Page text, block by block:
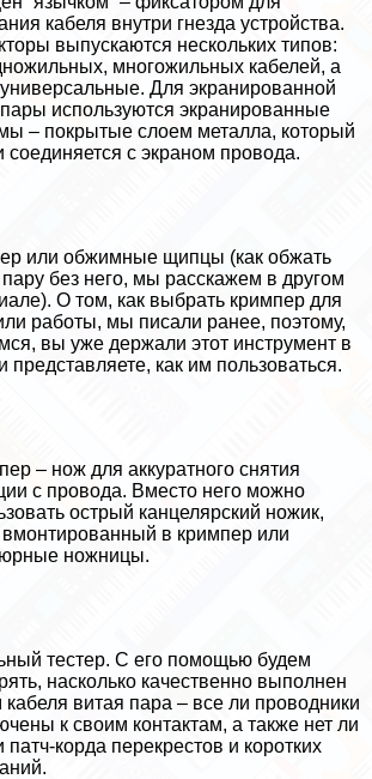
кабеля внутри гнезда устройства.
выпускаются нескольких типов:
многожильных кабелей, а
Для экранированной
используются экранированные
– покрытые слоем металла, который
соединяется с экраном провода.
или обжимные щипцы (как обжать
без него, мы расскажем в другом
О том, как выбрать кримпер для
работы, мы писали ранее, поэтому,
вы уже держали этот инструмент в
представляете, как им пользоваться.
– нож для аккуратного снятия
с провода. Вместо него можно
острый канцелярский ножик,
вмонтированный в кримпер или
ножницы.
тестер. С его помощью будем
насколько качественно выполнен
витая пара – все ли проводники
к своим контактам, а также нет ли
патч-корда перекрестов и коротких